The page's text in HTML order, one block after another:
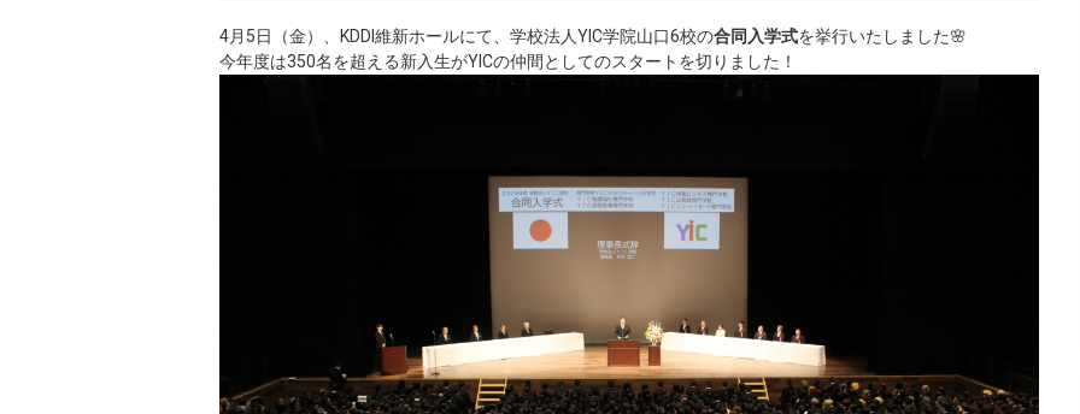
4月5日（金）、KDDI維新ホールにて、学校法人YIC学院山口6校の合同入学式を挙行いたしました🌸
今年度は350名を超える新入生がYICの仲間としてのスタートを切りました！